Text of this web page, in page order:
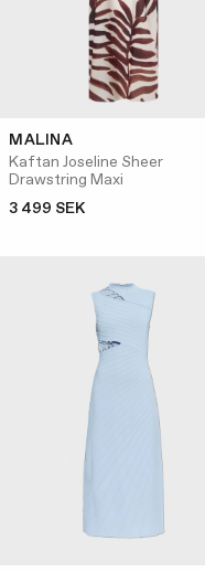
MALINA
Kaftan Joseline Sheer
Drawstring Maxi
3 499 SEK